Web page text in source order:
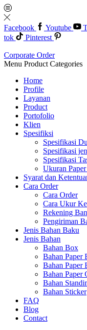
Facebook Youtube
tok
Pinterest
Corporate Order
Menu Product Categories
Home
Profile
Layanan
Product
Portofolio
Klien
Spesifiksi
Spesifikasi
Spesifikasi
Spesifikasi
Ukuran
Syarat dan
Cara Order
Cara Order
Cara Ukur
Rekening
Pengiriman
Jenis Bahan Baku
Jenis Bahan
Bahan Box
Bahan Paper
Bahan Paper
Bahan Paper
Bahan
Bahan Sticker
FAQ
Blog
Contact